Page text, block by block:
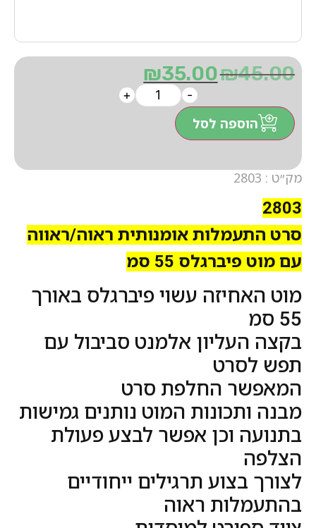
מק״ט : 2803
2803
סרט התעמלות אומנותית ראוה/ראווה
עם מוט פיברגלס 55 סמ
מוט האחיזה עשוי פיברגלס באורך
55 סמ
בקצה העליון אלמנט סביבול עם
תפש לסרט
המאפשר החלפת סרט
מבנה ותכונות המוט נותנים גמישות
בתנועה וכן אפשר לבצע פעולת
הצלפה
לצורך בצוע תרגילים ייחודיים
בהתעמלות ראוה
₪45.00
₪35.00
-
+
הוספה לסל